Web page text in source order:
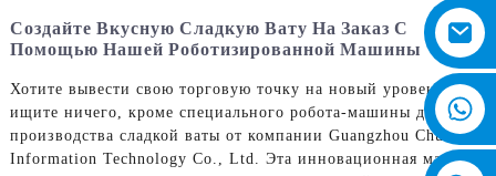
Создайте Вкусную Сладкую Вату На Заказ С
Помощью Нашей Роботизированной Машины
Хотите вывести свою торговую точку на новый уровень? Не
ищите ничего, кроме специального робота-машины для
производства сладкой ваты от компании Guangzhou Chuanbo
Information Technology Co., Ltd. Эта инновационная машина